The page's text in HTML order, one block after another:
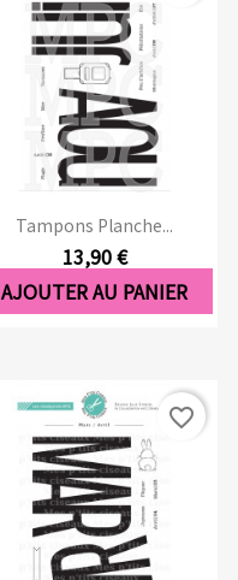
Tampons Planche...
13,90 €
AJOUTER AU PANIER
favorite_border